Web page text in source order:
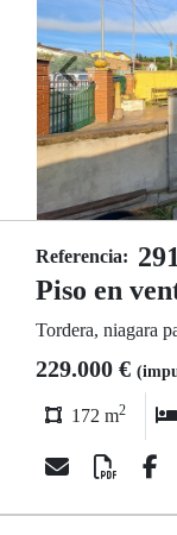
Referencia:
Piso en
Tordera, niagara
229.000 €
172 m2